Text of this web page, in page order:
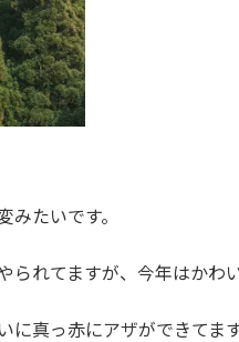
たいです。
られてますが、今年はかわ
に真っ赤にアザができてま